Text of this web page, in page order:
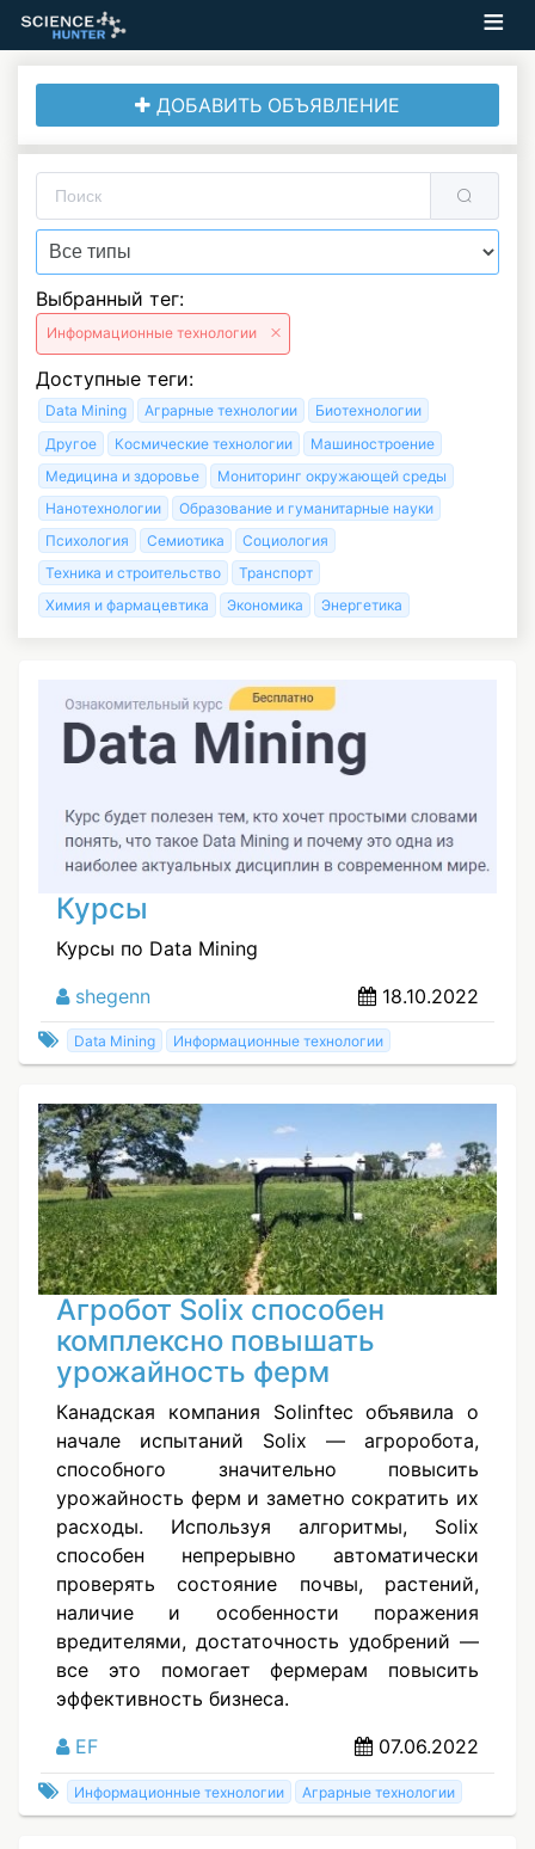
Курсы
Курсы по Data Mining
shegenn
18.10.2022
Data Mining Информационные технологии
Агробот Solix способен
комплексно повышать
урожайность ферм
Канадская компания Solinftec объявила о
начале испытаний Solix — агроробота,
способного значительно повысить
урожайность ферм и заметно сократить их
расходы. Используя алгоритмы, Solix
способен непрерывно автоматически
проверять состояние почвы, растений,
наличие и особенности поражения
вредителями, достаточность удобрений —
все это помогает фермерам повысить
эффективность бизнеса.
EF
07.06.2022
Информационные технологии Аграрные технологии
ДОБАВИТЬ ОБЪЯВЛЕНИЕ
Выбранный тег:
Информационные технологии
Доступные теги:
Data Mining Аграрные технологии
Биотехнологии
Другое
Космические технологии
Машиностроение
Медицина и здоровье
Мониторинг окружающей среды
Нанотехнологии
Образование и гуманитарные науки
Психология
Семиотика
Социология
Техника и строительство
Транспорт
Химия и фармацевтика
Экономика Энергетика